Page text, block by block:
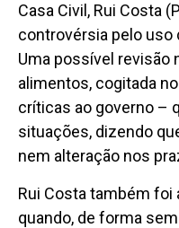
Casa Civil, Rui Costa
controvérsia pelo uso
Uma possível revisão
alimentos, cogitada
críticas ao governo –
situações, dizendo
nem alteração nos
Rui Costa também
quando, de forma